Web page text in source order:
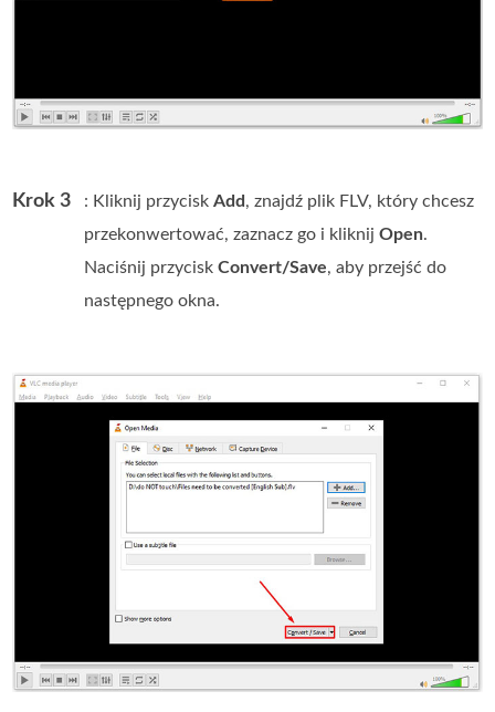
Krok 3 : Kliknij przyciskAdd, znajdź plik FLV, który chcesz
przekonwertować, zaznacz go i kliknijOpen.
Naciśnij przyciskConvert/Save, aby przejść do
następnego okna.